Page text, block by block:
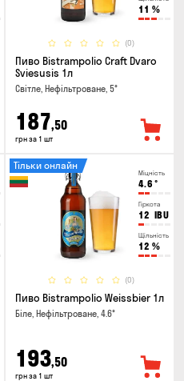
11 %
(0)
Пиво Bistrampolio Craft Dvaro
Sviesusis 1л
Світле, Нефільтроване, 5°
187,50
грн за 1 шт
Міцність
4.6 °
Гіркота
12 IBU
Щільність
12 %
(0)
Тільки онлайн
Пиво Bistrampolio Weissbier 1л
Біле, Нефільтроване, 4.6°
193,50
грн за 1 шт